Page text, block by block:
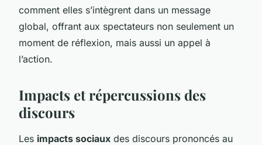
comment elles s’intègrent dans un message
global, offrant aux spectateurs non seulement un
moment de réflexion, mais aussi un appel à
l’action.
Impacts et répercussions des
discours
Les impacts sociaux des discours prononcés au